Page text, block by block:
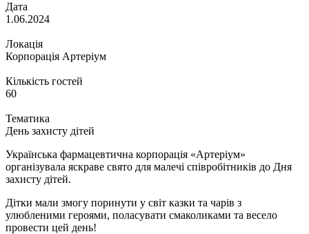
Дата
1.06.2024
Локація
Корпорація Артеріум
Кількість гостей
60
Тематика
День захисту дітей
Українська фармацевтична корпорація «Артеріум»
організувала яскраве свято для малечі співробітників до Дня
захисту дітей.
Дітки мали змогу поринути у світ казки та чарів з
улюбленими героями, поласувати смаколиками та весело
провести цей день!